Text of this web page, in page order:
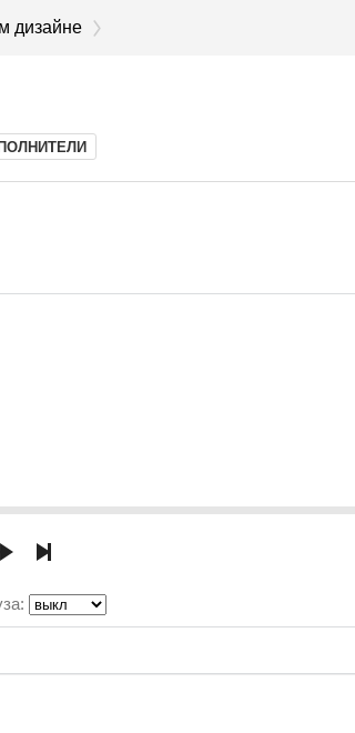
дизайне